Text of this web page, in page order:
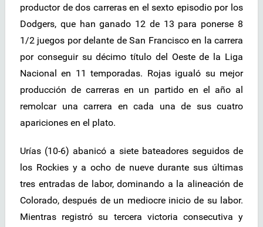
productor de dos carreras en el sexto episodio por los
Dodgers, que han ganado 12 de 13 para ponerse 8
1/2 juegos por delante de San Francisco en la carrera
por conseguir su décimo título del Oeste de la Liga
Nacional en 11 temporadas. Rojas igualó su mejor
producción de carreras en un partido en el año al
remolcar una carrera en cada una de sus cuatro
apariciones en el plato.
Urías (10-6) abanicó a siete bateadores seguidos de
los Rockies y a ocho de nueve durante sus últimas
tres entradas de labor, dominando a la alineación de
Colorado, después de un mediocre inicio de su labor.
Mientras registró su tercera victoria consecutiva y